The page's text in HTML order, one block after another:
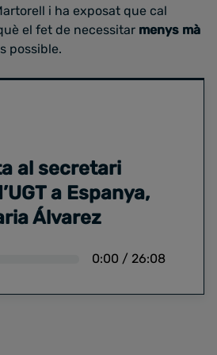
i ha exposat que cal
el fet de necessitar menys mà
possible.
al secretari
a Espanya,
Álvarez
0:00 / 26:08